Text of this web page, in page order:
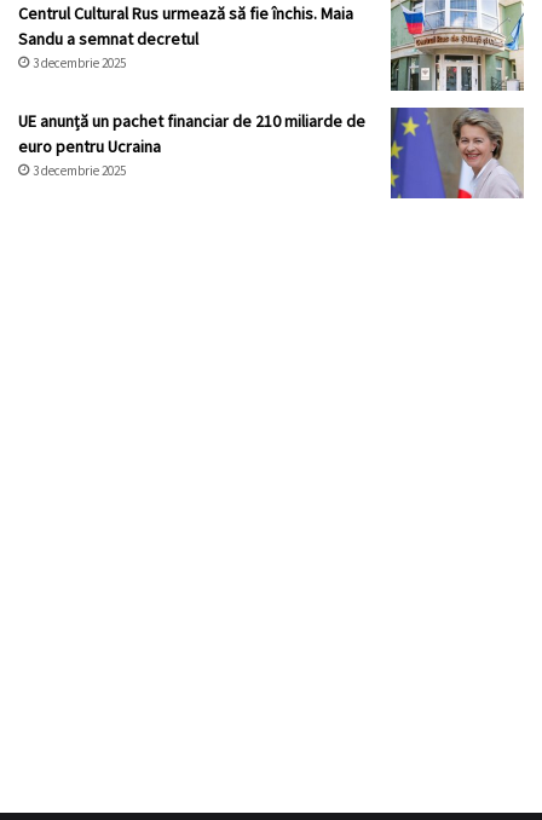
Centrul Cultural Rus urmează să fie închis. Maia
Sandu a semnat decretul
3 decembrie 2025
UE anunță un pachet financiar de 210 miliarde de
euro pentru Ucraina
3 decembrie 2025